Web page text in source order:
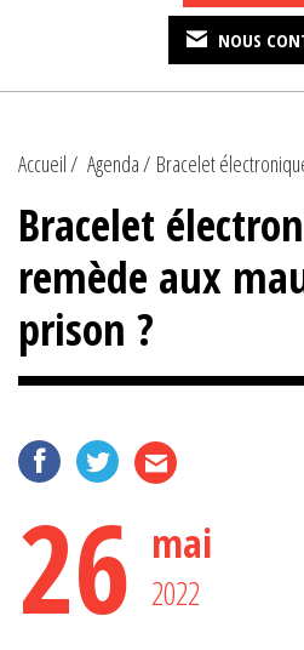
NOUS
Accueil Agenda Bracelet
Bracelet
remède aux
prison ?
26 mai
2022